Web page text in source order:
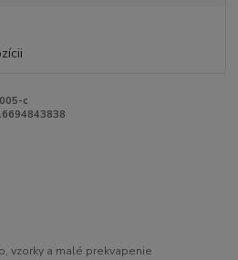
c
vzorky a malé prekvapenie